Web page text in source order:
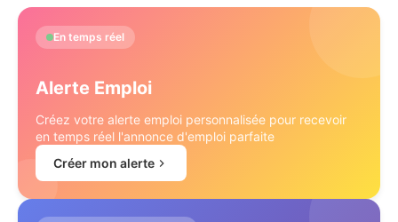
En temps réel
Alerte Emploi
Créez votre alerte emploi personnalisée pour recevoir
en temps réel l'annonce d'emploi parfaite
Créer mon alerte